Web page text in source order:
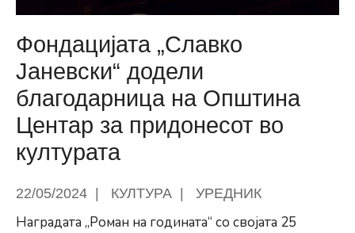
Фондацијата „Славко
Јаневски“ додели
благодарница на Општина
Центар за придонесот во
културата
22/05/2024 | КУЛТУРА | УРЕДНИК
Наградата „Роман на годината“ со својата 25